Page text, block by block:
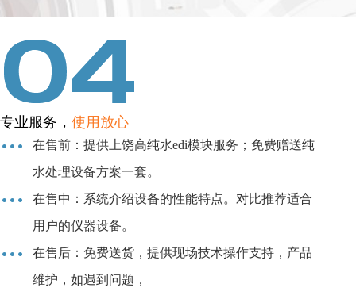
专业服务， 使用放心
在售前：提供上饶高纯水edi模块服务；免费赠送纯
水处理设备方案一套。
在售中：系统介绍设备的性能特点。对比推荐适合
用户的仪器设备。
在售后：免费送货，提供现场技术操作支持，产品
维护，如遇到问题，